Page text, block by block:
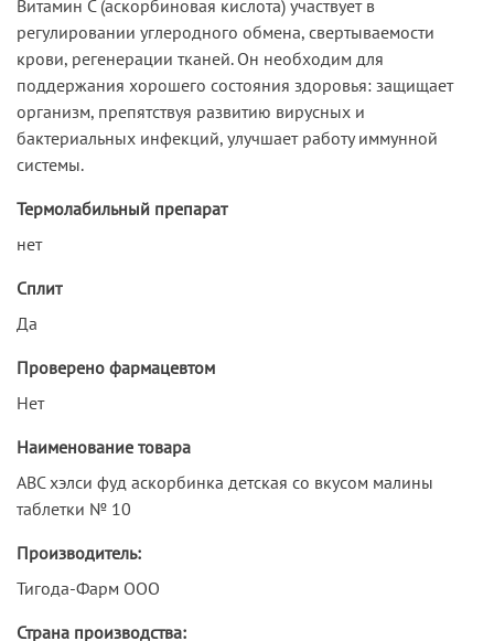
Витамин С (аскорбиновая кислота) участвует в
регулировании углеродного обмена, свертываемости
крови, регенерации тканей. Он необходим для
поддержания хорошего состояния здоровья: защищает
организм, препятствуя развитию вирусных и
бактериальных инфекций, улучшает работу иммунной
системы.
Термолабильный препарат
нет
Сплит
Да
Проверено фармацевтом
Нет
Наименование товара
АВС хэлси фуд аскорбинка детская со вкусом малины
таблетки № 10
Производитель:
Тигода-Фарм ООО
Страна производства: